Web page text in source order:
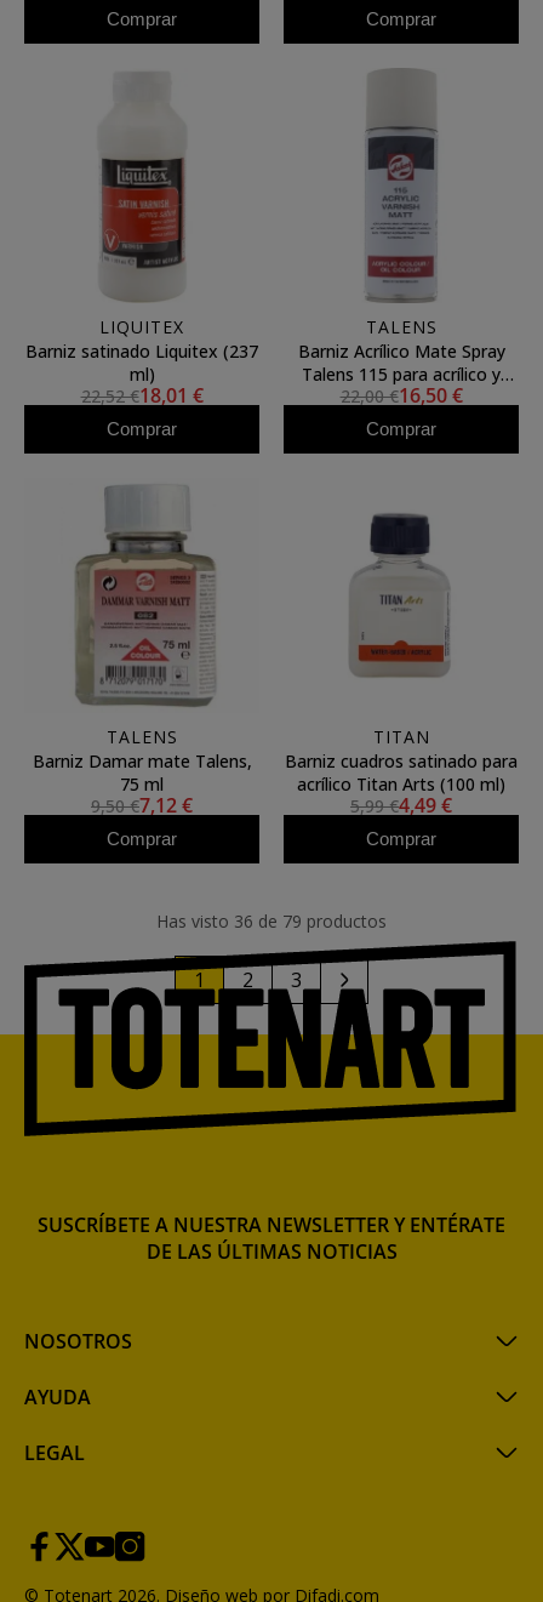
Comprar Comprar
LIQUITEX
Barniz satinado Liquitex (237
ml)
22,52 €18,01 €
Comprar
TALENS
Barniz Acrílico Mate Spray
Talens 115 para acrílico y
óleo (400 ml)
22,00 €16,50 €
Comprar
TALENS
Barniz Damar mate Talens,
75 ml
9,50 €7,12 €
Comprar
TITAN
Barniz cuadros satinado para
acrílico Titan Arts (100 ml)
5,99 €4,49 €
Comprar
Has visto 36 de 79 productos
1 2 3
NOSOTROS
AYUDA
LEGAL
SUSCRÍBETE A NUESTRA NEWSLETTER Y ENTÉRATE
DE LAS ÚLTIMAS NOTICIAS
© Totenart 2026. Diseño web por Difadi.com